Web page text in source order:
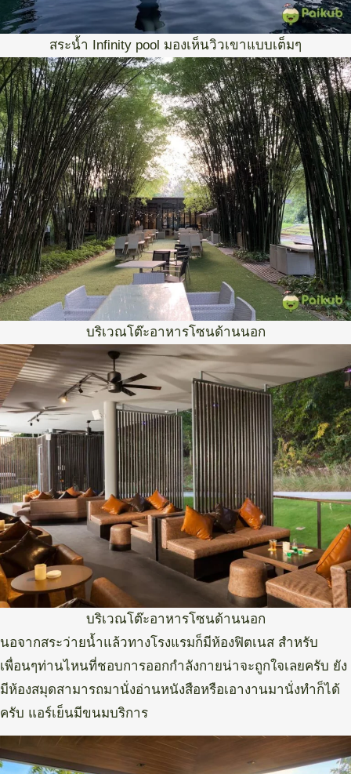
สระน้ำ Infinity pool มองเห็นวิวเขาแบบเต็มๆ
บริเวณโต๊ะอาหารโซนด้านนอก
บริเวณโต๊ะอาหารโซนด้านนอก
นอจากสระว่ายน้ำแล้วทางโรงแรมก็มีห้องฟิตเนส สำหรับ
เพื่อนๆท่านไหนที่ชอบการออกกำลังกายน่าจะถูกใจเลยครับ ยัง
มีห้องสมุดสามารถมานั่งอ่านหนังสือหรือเอางานมานั่งทำก็ได้
ครับ แอร์เย็นมีขนมบริการ